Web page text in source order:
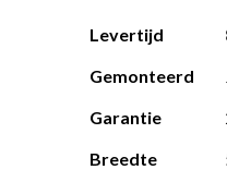
Meer
Levertijd
Gemonteerd
Garantie
Breedte